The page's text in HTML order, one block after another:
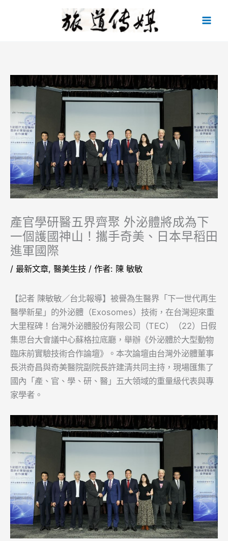
產官學研醫五界齊聚 外泌體將成為下
一個護國神山！攜手奇美、日本早稻田
進軍國際
/ 最新文章, 醫美生技 / 作者: 陳 敏敏
【記者 陳敏敏／台北報導】被譽為生醫界「下一世代再生
醫學新星」的外泌體（Exosomes）技術，在台灣迎來重
大里程碑！台灣外泌體股份有限公司（TEC）（22）日假
集思台大會議中心蘇格拉底廳，舉辦《外泌體於大型動物
臨床前實驗技術合作論壇》。本次論壇由台灣外泌體董事
長洪奇昌與奇美醫院副院長許建清共同主持，現場匯集了
國內「產、官、學、研、醫」五大領域的重量級代表與專
家學者。